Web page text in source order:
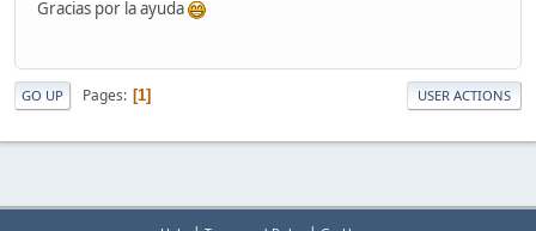
Gracias por la ayuda
GO UP Pages 1 USER ACTIONS